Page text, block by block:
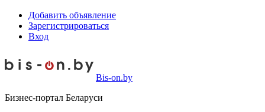
Добавить объявление
Зарегистрироваться
Вход
Bis-on.by
Бизнес-портал Беларуси